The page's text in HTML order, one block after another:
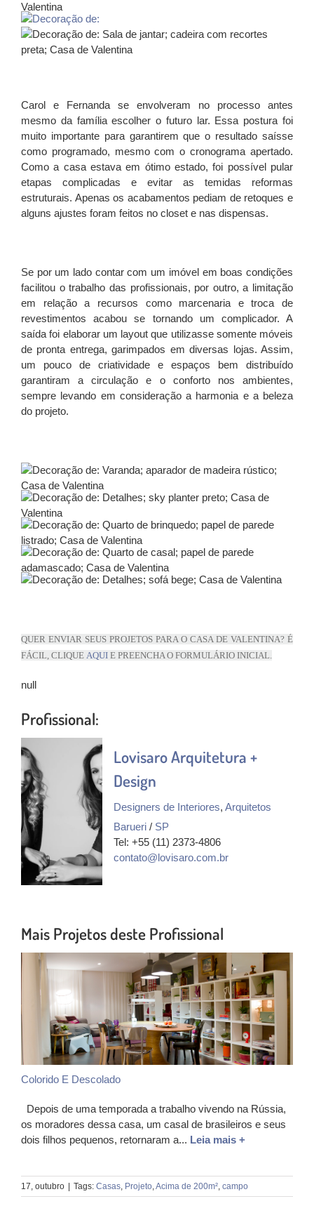
Carol e Fernanda se envolveram no processo antes
mesmo da família escolher o futuro lar. Essa postura foi
muito importante para garantirem que o resultado saísse
como programado, mesmo com o cronograma apertado.
Como a casa estava em ótimo estado, foi possível pular
etapas complicadas e evitar as temidas reformas
estruturais. Apenas os acabamentos pediam de retoques e
alguns ajustes foram feitos no closet e nas dispensas.
Se por um lado contar com um imóvel em boas condições
facilitou o trabalho das profissionais, por outro, a limitação
em relação a recursos como marcenaria e troca de
revestimentos acabou se tornando um complicador. A
saída foi elaborar um layout que utilizasse somente móveis
de pronta entrega, garimpados em diversas lojas. Assim,
um pouco de criatividade e espaços bem distribuído
garantiram a circulação e o conforto nos ambientes,
sempre levando em consideração a harmonia e a beleza
do projeto.
QUER ENVIAR SEUS PROJETOS PARA O CASA DE VALENTINA? É
FÁCIL, CLIQUE AQUI E PREENCHA O FORMULÁRIO INICIAL.
null
Profissional:
Lovisaro Arquitetura +
Design
Designers de Interiores, Arquitetos
Barueri / SP
Tel: +55 (11) 2373-4806
contato@lovisaro.com.br
Mais Projetos deste Profissional
Colorido E Descolado
Depois de uma temporada a trabalho vivendo na Rússia,
os moradores dessa casa, um casal de brasileiros e seus
dois filhos pequenos, retornaram a... Leia mais +
17, outubro Tags: Casas, Projeto,Acima de 200m², campo